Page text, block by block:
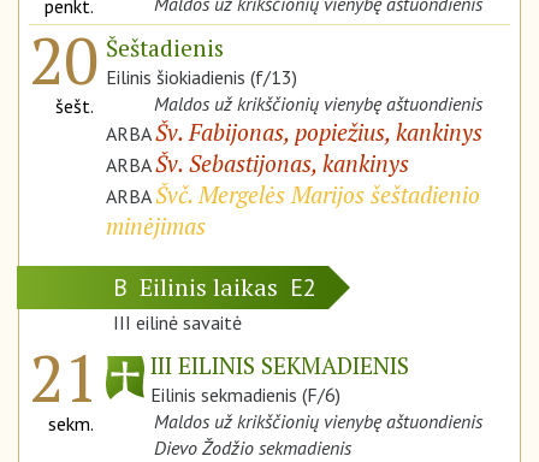
penkt.
20
šešt.
Šeštadienis
Eilinis šiokiadienis (f/13)
Maldos už krikščionių vienybę aštuondienis
ARBAŠv. Fabijonas, popiežius, kankinys
ARBAŠv. Sebastijonas, kankinys
ARBAŠvč. Mergelės Marijos šeštadienio
minėjimas
B Eilinis laikas E2
III eilinė savaitė
21
sekm.
III EILINIS SEKMADIENIS
Eilinis sekmadienis (F/6)
Maldos už krikščionių vienybę aštuondienis
Dievo Žodžio sekmadienis